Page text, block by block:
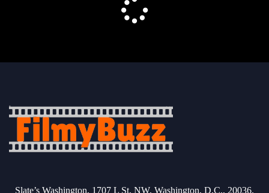
Slate’s Washington, 1707 L St. NW, Washington, D.C., 20036.